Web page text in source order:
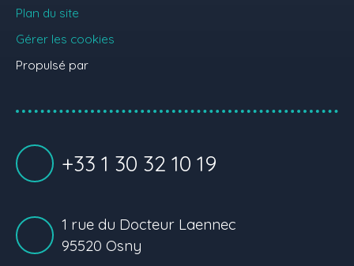
Plan du site
Gérer les cookies
Propulsé par
+33 1 30 32 10 19
1 rue du Docteur Laennec
95520 Osny